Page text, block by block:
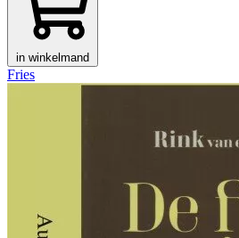
in winkelmand
Fries